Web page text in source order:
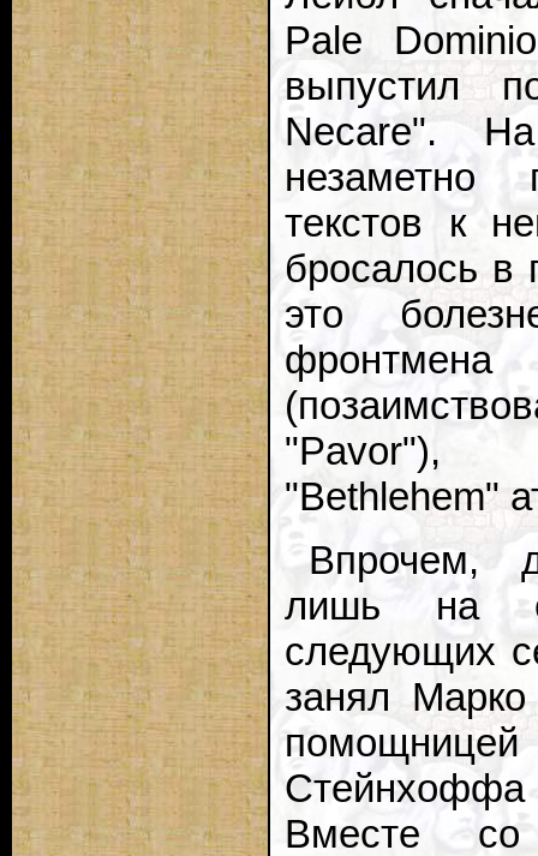
Pale
выпустил
Necare".
незаметно
текстов к
бросалось в
это
фронтмена
"Pavor"),
"Bethlehem"
Впрочем,
лишь на
следующих
занял
Вместе со